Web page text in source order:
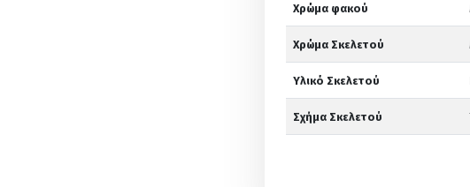
Χρώμα φακού
Χρώμα Σκελετού
Υλικό Σκελετού
Σχήμα Σκελετού